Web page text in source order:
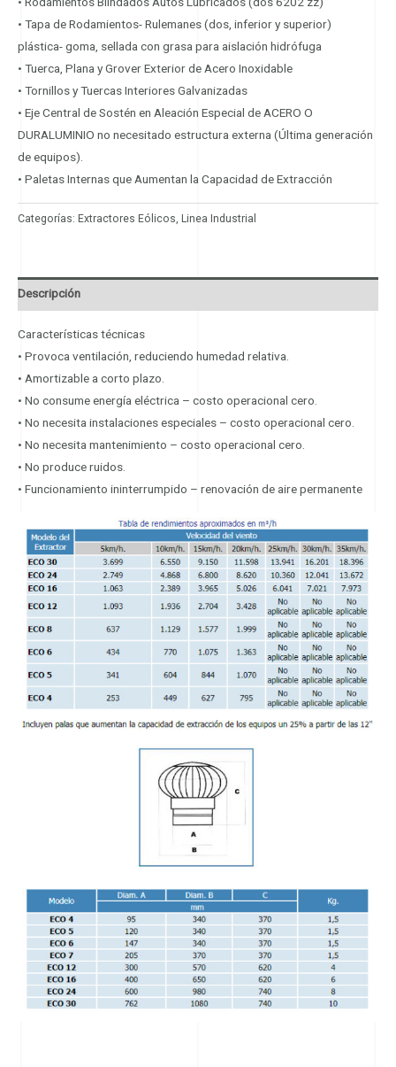
• Tapa de Rodamientos- Rulemanes (dos, inferior y superior)
plástica- goma, sellada con grasa para aislación hidrófuga
• Tuerca, Plana y Grover Exterior de Acero Inoxidable
• Tornillos y Tuercas Interiores Galvanizadas
• Eje Central de Sostén en Aleación Especial de ACERO O
DURALUMINIO no necesitado estructura externa (Última generación
de equipos).
• Paletas Internas que Aumentan la Capacidad de Extracción
Categorías: Extractores Eólicos, Linea Industrial
Descripción
Características técnicas
• Provoca ventilación, reduciendo humedad relativa.
• Amortizable a corto plazo.
• No consume energía eléctrica – costo operacional cero.
• No necesita instalaciones especiales – costo operacional cero.
• No necesita mantenimiento – costo operacional cero.
• No produce ruidos.
• Funcionamiento ininterrumpido – renovación de aire permanente